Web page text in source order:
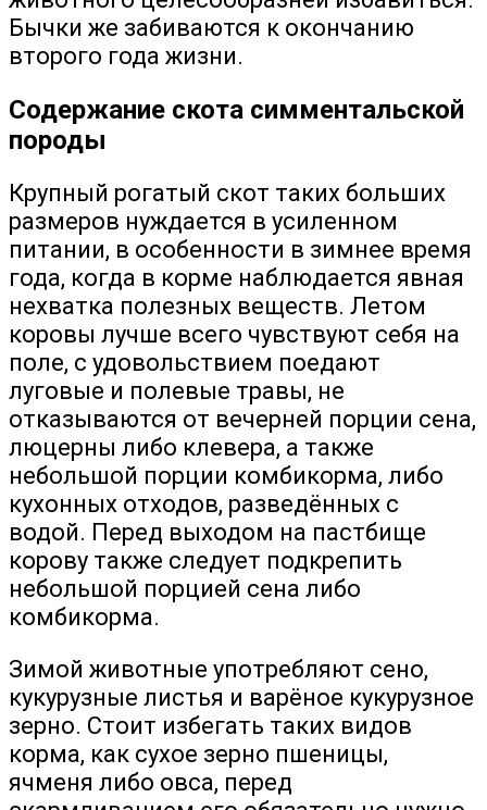
Бычки же забиваются к окончанию
второго года жизни.
Содержание скота симментальской
породы
Крупный рогатый скот таких больших
размеров нуждается в усиленном
питании, в особенности в зимнее время
года, когда в корме наблюдается явная
нехватка полезных веществ. Летом
коровы лучше всего чувствуют себя на
поле, с удовольствием поедают
луговые и полевые травы, не
отказываются от вечерней порции сена,
люцерны либо клевера, а также
небольшой порции комбикорма, либо
кухонных отходов, разведённых с
водой. Перед выходом на пастбище
корову также следует подкрепить
небольшой порцией сена либо
комбикорма.
Зимой животные употребляют сено,
кукурузные листья и варёное кукурузное
зерно. Стоит избегать таких видов
корма, как сухое зерно пшеницы,
ячменя либо овса, перед